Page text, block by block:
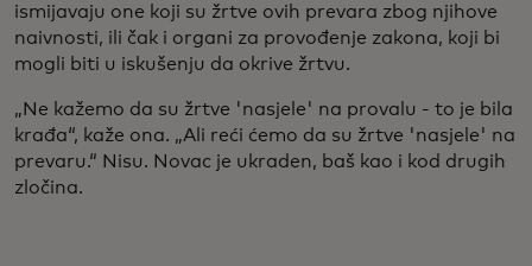
ismijavaju one koji su žrtve ovih prevara zbog njihove
naivnosti, ili čak i organi za provođenje zakona, koji bi
mogli biti u iskušenju da okrive žrtvu.
„Ne kažemo da su žrtve 'nasjele' na provalu - to je bila
krađa“, kaže ona. „Ali reći ćemo da su žrtve 'nasjele' na
prevaru.“ Nisu. Novac je ukraden, baš kao i kod drugih
zločina.